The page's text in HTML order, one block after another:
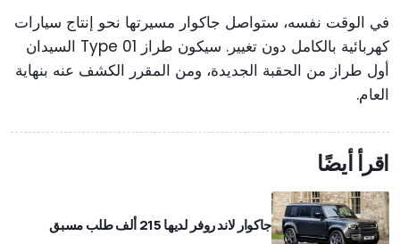
في الوقت نفسه، ستواصل جاكوار مسيرتها نحو إنتاج سيارات
كهربائية بالكامل دون تغيير. سيكون طراز Type 01 السيدان
أول طراز من الحقبة الجديدة، ومن المقرر الكشف عنه بنهاية
العام.
اقرأ أيضًا
جاكوار لاند روفر لديها 215 ألف طلب مسبق